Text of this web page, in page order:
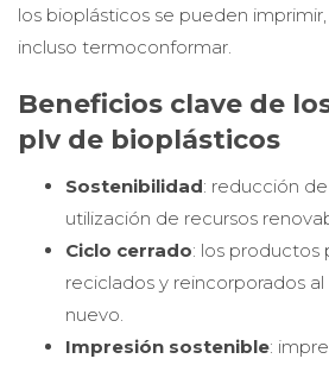
los bioplásticos se pueden
incluso termoconformar.
Beneficios clave de
plv de bioplásticos
Sostenibilidad: reducción
utilización de recursos
Ciclo cerrado: los productos
reciclados y reincorporados
nuevo.
Impresión sostenible: